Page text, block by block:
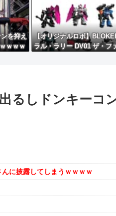
を抑え
ｗｗｗ
【オリジナルロボ】
ラル・ラリー DV01 ザ・フ
るしドンキーコ
に披露してしまうｗｗｗｗ